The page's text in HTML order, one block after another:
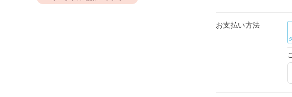
お支払い方法